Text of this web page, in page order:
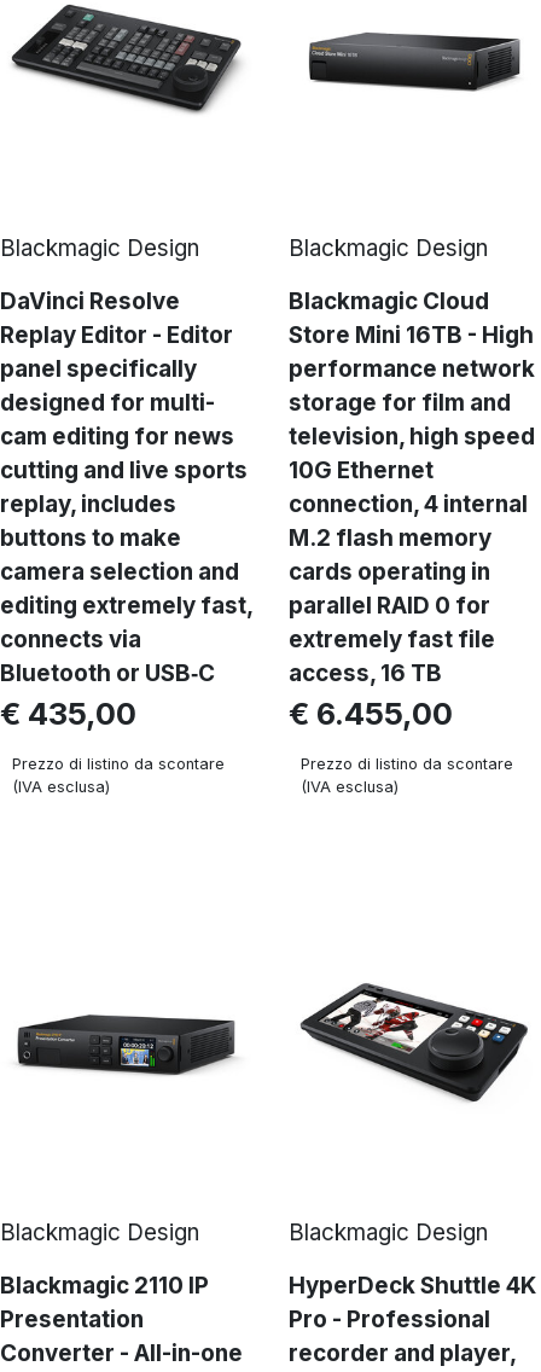
Blackmagic Design
DaVinci Resolve
Replay Editor - Editor
panel specifically
designed for multi-
cam editing for news
cutting and live sports
replay, includes
buttons to make
camera selection and
editing extremely fast,
connects via
Bluetooth or USB‑C
€ 435,00
Prezzo di listino da scontare
(IVA esclusa)
Blackmagic Design
Blackmagic Cloud
Store Mini 16TB - High
performance network
storage for film and
television, high speed
10G Ethernet
connection, 4 internal
M.2 flash memory
cards operating in
parallel RAID 0 for
extremely fast file
access, 16 TB
€ 6.455,00
Prezzo di listino da scontare
(IVA esclusa)
Blackmagic Design
Blackmagic 2110 IP
Presentation
Converter - All-in-one
Blackmagic Design
HyperDeck Shuttle 4K
Pro - Professional
recorder and player,